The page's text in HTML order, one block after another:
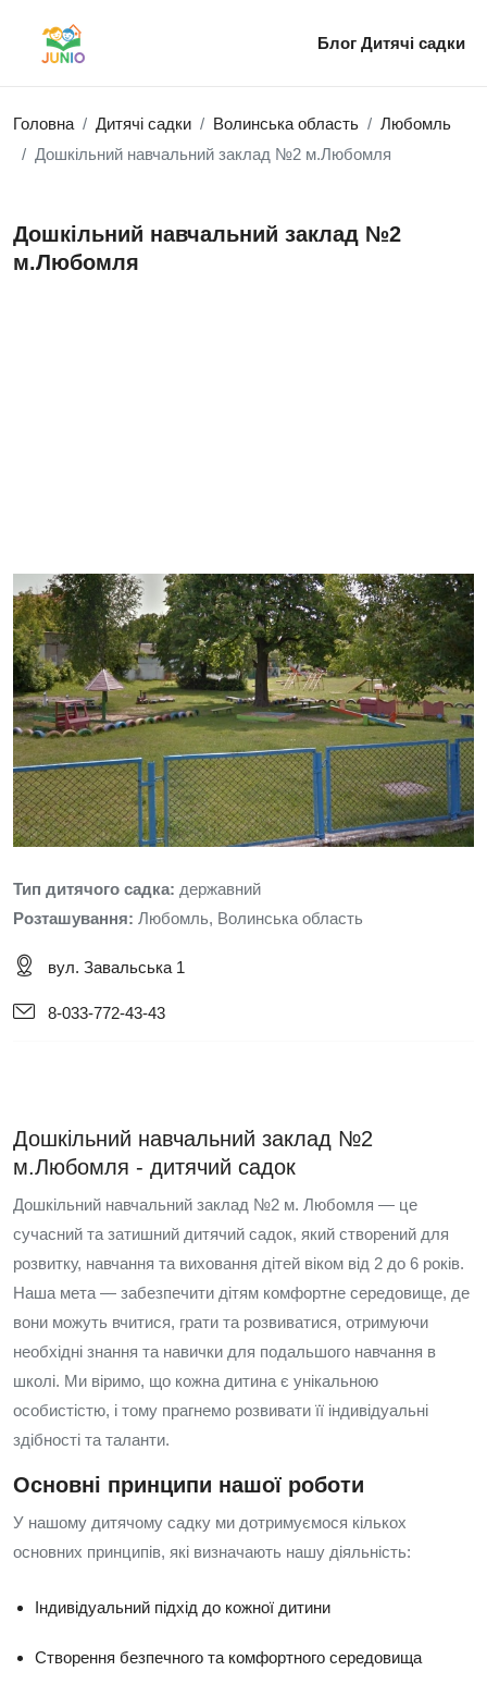
Блог Дитячі садки
Головна Дитячі садки Волинська область
Любомль
Дошкільний навчальний заклад №2 м.Любомля
Дошкільний навчальний заклад №2
м.Любомля
Тип дитячого садка: державний
Розташування: Любомль, Волинська область
вул. Завальська 1
8-033-772-43-43
Дошкільний навчальний заклад №2
м.Любомля - дитячий садок
Дошкільний навчальний заклад №2 м. Любомля — це
сучасний та затишний дитячий садок, який створений для
розвитку, навчання та виховання дітей віком від 2 до 6 років.
Наша мета — забезпечити дітям комфортне середовище, де
вони можуть вчитися, грати та розвиватися, отримуючи
необхідні знання та навички для подальшого навчання в
школі. Ми віримо, що кожна дитина є унікальною
особистістю, і тому прагнемо розвивати її індивідуальні
здібності та таланти.
Основні принципи нашої роботи
У нашому дитячому садку ми дотримуємося кількох
основних принципів, які визначають нашу діяльність:
Індивідуальний підхід до кожної дитини
Створення безпечного та комфортного середовища